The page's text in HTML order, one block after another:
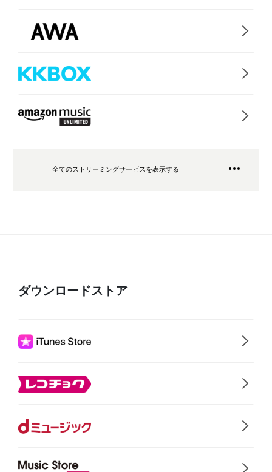
全てのストリーミングサービスを表示する
ダウンロードストア